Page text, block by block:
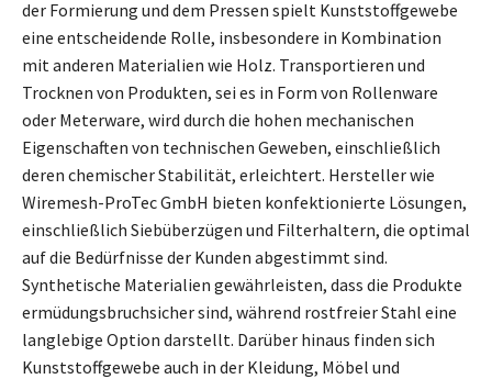
der Formierung und dem Pressen spielt Kunststoffgewebe
eine entscheidende Rolle, insbesondere in Kombination
mit anderen Materialien wie Holz. Transportieren und
Trocknen von Produkten, sei es in Form von Rollenware
oder Meterware, wird durch die hohen mechanischen
Eigenschaften von technischen Geweben, einschließlich
deren chemischer Stabilität, erleichtert. Hersteller wie
Wiremesh-ProTec GmbH bieten konfektionierte Lösungen,
einschließlich Siebüberzügen und Filterhaltern, die optimal
auf die Bedürfnisse der Kunden abgestimmt sind.
Synthetische Materialien gewährleisten, dass die Produkte
ermüdungsbruchsicher sind, während rostfreier Stahl eine
langlebige Option darstellt. Darüber hinaus finden sich
Kunststoffgewebe auch in der Kleidung, Möbel und